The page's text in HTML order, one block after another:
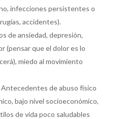
infecciones persistentes o
accidentes).
de ansiedad, depresión,
(pensar que el dolor es lo
miedo al movimiento
de abuso físico
bajo nivel socioeconómico,
de vida poco saludables